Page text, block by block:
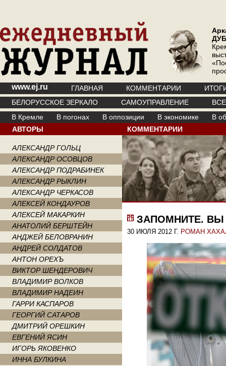
www.ej.ru ГЛАВНАЯ КОММЕНТАРИИ
БЕЛОРУССКОЕ ЗЕРКАЛО
САМОУПРАВЛЕНИЕ
В Кремле
В погонах В оппозиции В экономике
В
АВТОРЫ
АЛЕКСАНДР ГОЛЬЦ
АЛЕКСАНДР ОСОВЦОВ
АЛЕКСАНДР ПОДРАБИНЕК
АЛЕКСАНДР РЫКЛИН
АЛЕКСАНДР ЧЕРКАСОВ
АЛЕКСЕЙ КОНДАУРОВ
АЛЕКСЕЙ МАКАРКИН
АНАТОЛИЙ БЕРШТЕЙН
АНДЖЕЙ БЕЛОВРАНИН
АНДРЕЙ СОЛДАТОВ
АНТОН ОРЕХЪ
ВИКТОР ШЕНДЕРОВИЧ
ВЛАДИМИР ВОЛКОВ
ВЛАДИМИР НАДЕИН
ГАРРИ КАСПАРОВ
ГЕОРГИЙ САТАРОВ
ДМИТРИЙ ОРЕШКИН
ЕВГЕНИЙ ЯСИН
ИГОРЬ ЯКОВЕНКО
ИННА БУЛКИНА
КОММЕНТАРИИ
ЗАПОМНИТЕ.
30 ИЮЛЯ 2012 Г. РОМАН